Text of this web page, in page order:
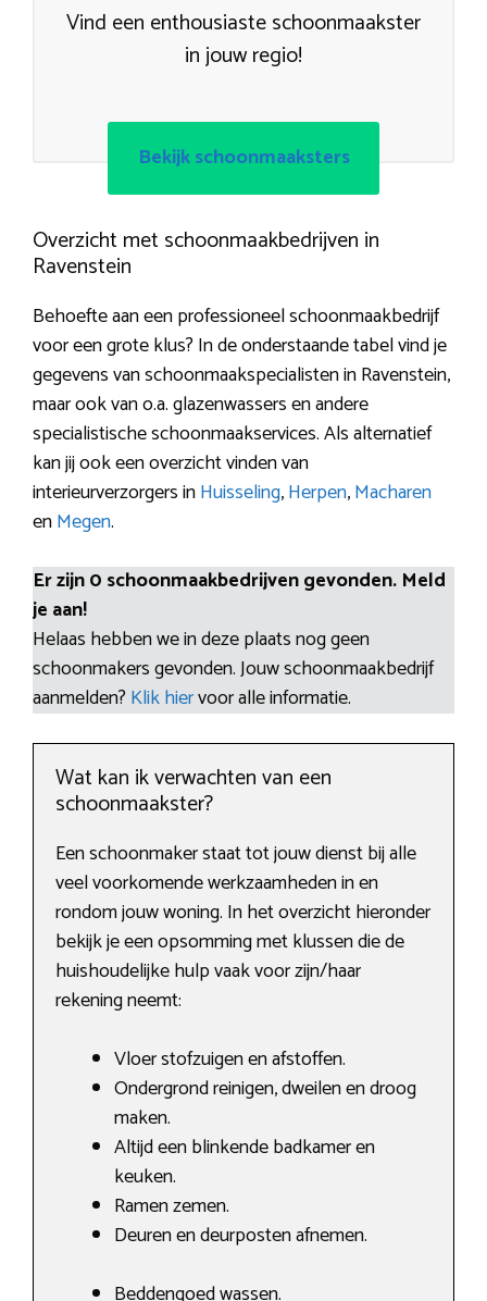
Vind een enthousiaste schoonmaakster
in jouw regio!
Bekijk schoonmaaksters
Overzicht met schoonmaakbedrijven in
Ravenstein
Behoefte aan een professioneel schoonmaakbedrijf
voor een grote klus? In de onderstaande tabel vind je
gegevens van schoonmaakspecialisten in Ravenstein,
maar ook van o.a. glazenwassers en andere
specialistische schoonmaakservices. Als alternatief
kan jij ook een overzicht vinden van
interieurverzorgers inHuisseling,Herpen,Macharen
enMegen.
Er zijn 0 schoonmaakbedrijven gevonden. Meld
je aan!
Helaas hebben we in deze plaats nog geen
schoonmakers gevonden. Jouw schoonmaakbedrijf
aanmelden? Klik hiervoor alle informatie.
Wat kan ik verwachten van een
schoonmaakster?
Een schoonmaker staat tot jouw dienst bij alle
veel voorkomende werkzaamheden in en
rondom jouw woning. In het overzicht hieronder
bekijk je een opsomming met klussen die de
huishoudelijke hulp vaak voor zijn/haar
rekening neemt:
Vloer stofzuigen en afstoffen.
Ondergrond reinigen, dweilen en droog
maken.
Altijd een blinkende badkamer en
keuken.
Ramen zemen.
Deuren en deurposten afnemen.
Beddengoed wassen.